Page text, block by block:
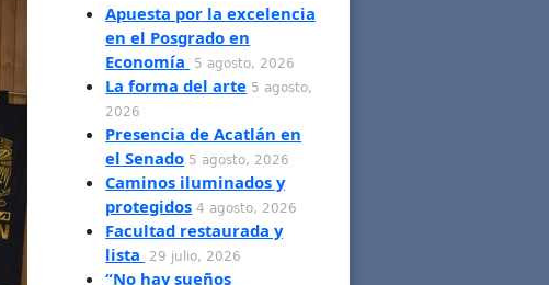
Apuesta por la excelencia
en el Posgrado en
Economía
5 agosto, 2026
La forma del arte 5 agosto,
2026
Presencia de Acatlán en
el Senado 5 agosto, 2026
Caminos iluminados y
protegidos 4 agosto, 2026
Facultad restaurada y
lista
29 julio, 2026
“No hay sueños